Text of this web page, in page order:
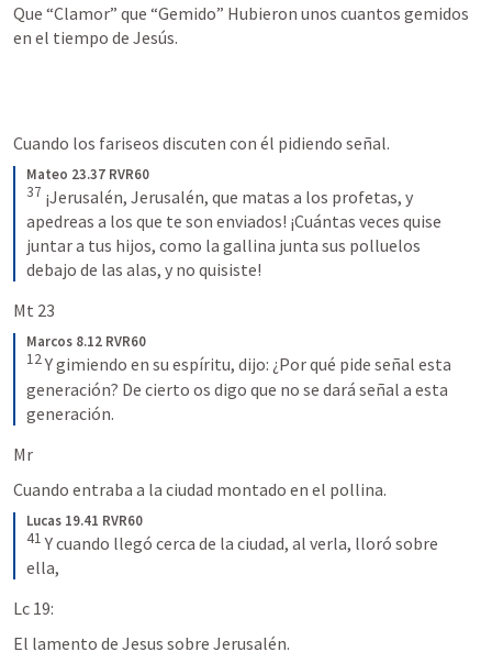
Que “Clamor” que “Gemido” Hubieron unos cuantos gemidos
en el tiempo de Jesús.
Cuando los fariseos discuten con él pidiendo señal.
Mateo 23.37 RVR60
37 ¡Jerusalén, Jerusalén, que matas a los profetas, y
apedreas a los que te son enviados! ¡Cuántas veces quise
juntar a tus hijos, como la gallina junta sus polluelos
debajo de las alas, y no quisiste!
Mt 23
Marcos 8.12 RVR60
12Y gimiendo en su espíritu, dijo: ¿Por qué pide señal esta
generación? De cierto os digo que no se dará señal a esta
generación.
Mr
Cuando entraba a la ciudad montado en el pollina.
Lucas 19.41 RVR60
41 Y cuando llegó cerca de la ciudad, al verla, lloró sobre
ella,
Lc 19:
El lamento de Jesus sobre Jerusalén.